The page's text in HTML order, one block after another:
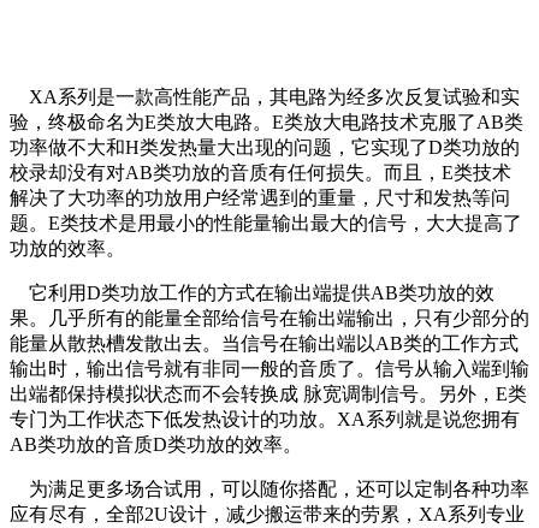
XA系列是一款高性能产品，其电路为经多次反复试验和实
验，终极命名为E类放大电路。E类放大电路技术克服了AB类
功率做不大和H类发热量大出现的问题，它实现了D类功放的
校录却没有对AB类功放的音质有任何损失。而且，E类技术
解决了大功率的功放用户经常遇到的重量，尺寸和发热等问
题。E类技术是用最小的性能量输出最大的信号，大大提高了
功放的效率。
它利用D类功放工作的方式在输出端提供AB类功放的效
果。几乎所有的能量全部给信号在输出端输出，只有少部分的
能量从散热槽发散出去。当信号在输出端以AB类的工作方式
输出时，输出信号就有非同一般的音质了。信号从输入端到输
出端都保持模拟状态而不会转换成 脉宽调制信号。另外，E类
专门为工作状态下低发热设计的功放。XA系列就是说您拥有
AB类功放的音质D类功放的效率。
为满足更多场合试用，可以随你搭配，还可以定制各种功率
应有尽有，全部2U设计，减少搬运带来的劳累，XA系列专业